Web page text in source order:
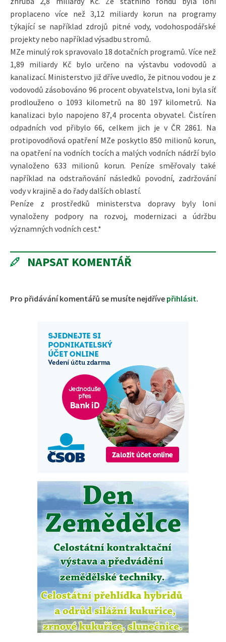
proplaceno více než 3,12 miliardy korun na programy
týkající se například zdrojů pitné vody, vodohospodářské
projekty nebo například výsadbu stromů.
MZe minulý rok spravovalo 18 dotačních programů. Více než
1,89 miliardy Kč bylo určeno na výstavbu vodovodů a
kanalizací. Ministerstvo již dříve uvedlo, že pitnou vodou je z
vodovodů zásobováno 96 procent obyvatelstva, loni byla síť
prodlouženo o 1093 kilometrů na 80 197 kilometrů. Na
kanalizaci bylo napojeno 87,4 procenta obyvatel. Čistíren
odpadních vod přibylo 66, celkem jich je v ČR 2861. Na
protipovodňová opatření MZe poskytlo 850 milionů korun,
na opatření na vodních tocích a malých vodních nádrží bylo
vynaloženo 633 milionů korun. Peníze směřovaly také
například na odstraňování následků povodní, zadržování
vody v krajině a do řady dalších oblastí.
Peníze z prostředků ministerstva dopravy byly loni
vynaloženy podpory na rozvoj, modernizaci a údržbu
významných vodních cest.*
NAPSAT KOMENTÁŘ
Pro přidávání komentářů se musíte nejdříve přihlásit.